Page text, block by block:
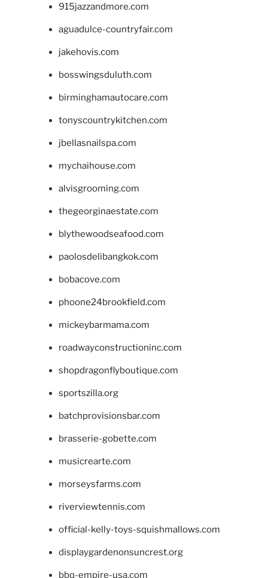
915jazzandmore.com
aguadulce-countryfair.com
jakehovis.com
bosswingsduluth.com
birminghamautocare.com
tonyscountrykitchen.com
jbellasnailspa.com
mychaihouse.com
alvisgrooming.com
thegeorginaestate.com
blythewoodseafood.com
paolosdelibangkok.com
bobacove.com
phoone24brookfield.com
mickeybarmama.com
roadwayconstructioninc.com
shopdragonflyboutique.com
sportszilla.org
batchprovisionsbar.com
brasserie-gobette.com
musicrearte.com
morseysfarms.com
riverviewtennis.com
official-kelly-toys-squishmallows.com
displaygardenonsuncrest.org
bbq-empire-usa.com